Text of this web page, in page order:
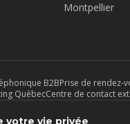
votre vie privée
Montpellier
B2BPrise de rendez-
QuébecCentre de contact
externalisé
Outsourcing télévente